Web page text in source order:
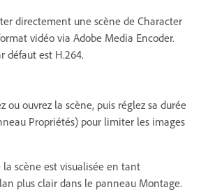
directement une scène de Character
vidéo via Adobe Media Encoder.
défaut est H.264.
ou ouvrez la scène, puis réglez sa durée
Propriétés) pour limiter les images
la scène est visualisée en tant
plus clair dans le panneau Montage.